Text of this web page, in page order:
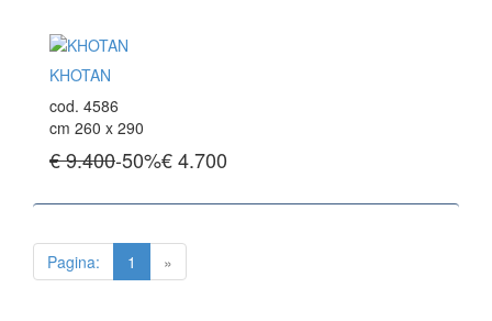
Tappeti Caucasici Antichi: Karabagh
Tappeti Caucasici Vecchi E Nuovi
TAPPETI ANTICHI DA COLLEZIONE
Tappeti Agra Antichi E Antica Asia
KHOTAN
cod. 4586
cm 260 x 290
€ 9.400-50%€4.700
Pagina: 1 »